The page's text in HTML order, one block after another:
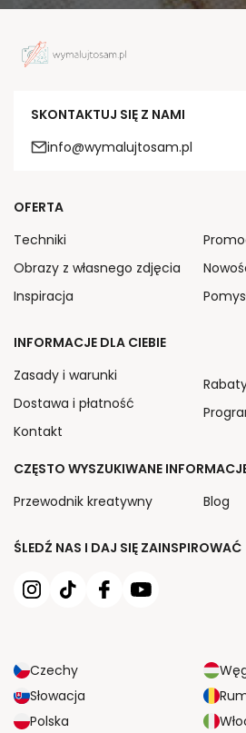
SKONTAKTUJ SIĘ Z NAMI
info@wymalujtosam.pl
ŚLEDŹ NAS I DAJ SIĘ ZAINSPIROWAĆ
Czechy
Słowacja
Polska
OFERTA
Techniki
Obrazy z własnego zdjęcia
Inspiracja
INFORMACJE DLA CIEBIE
Zasady i warunki
Dostawa i płatność
Kontakt
CZĘSTO WYSZUKIWANE
Przewodnik kreatywny
Blog